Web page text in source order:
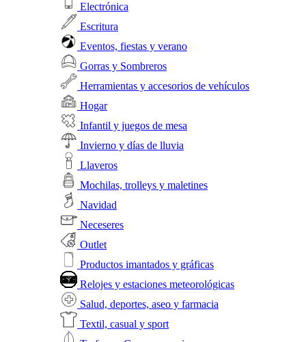
Electrónica
Escritura
Eventos, fiestas y verano
Gorras y Sombreros
Herramientas y accesorios de vehículos
Hogar
Infantil y juegos de mesa
Invierno y días de lluvia
Llaveros
Mochilas, trolleys y maletines
Navidad
Neceseres
Outlet
Productos imantados y gráficas
Relojes y estaciones meteorológicas
Salud, deportes, aseo y farmacia
Textil, casual y sport